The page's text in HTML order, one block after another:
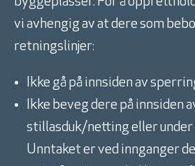
vi avhengig av at dere som
retningslinjer:
Ikke gå på innsiden av
Ikke beveg dere på innsiden
stillasduk/netting eller under
Unntaket er ved innganger